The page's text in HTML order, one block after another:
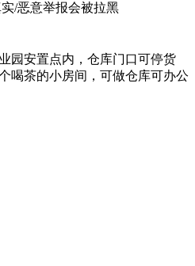
/恶意举报会被拉黑
园安置点内，仓库门口可停货
喝茶的小房间，可做仓库可办公